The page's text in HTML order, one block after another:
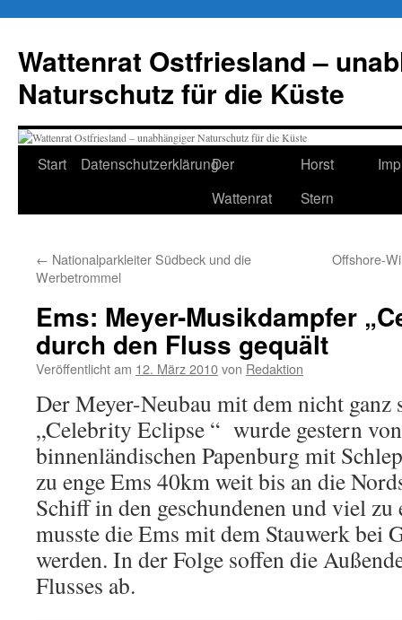
springen
Wattenrat Ostfriesland –
Naturschutz für die Küste
Start DatenschutzerklärungDer
Wattenrat
Horst
Stern
← Nationalparkleiter Südbeck und die
Werbetrommel
Offshore-
Ems: Meyer-Musikdampfer
durch den Fluss gequält
Veröffentlicht am 12. März 2010von Redaktion
Der Meyer-Neubau mit dem nicht
„Celebrity Eclipse “ wurde gestern
binnenländischen Papenburg mit
zu enge Ems 40km weit bis an die
Schiff in den geschundenen und viel zu
musste die Ems mit dem Stauwerk bei
werden. In der Folge soffen die
Flusses ab.